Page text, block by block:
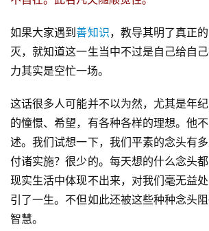
如果大家遇到善知识，教导其明了真正
灭，就知道这一生当中不过是自己给自
力其实是空忙一场。
这话很多人可能并不以为然，尤其是年
的憧憬、希望，有各种各样的理想。他
述。我们试想一下，我们平素的念头有
付诸实施？很少的。每天想的什么念头
现实生活中体现不出来，对我们毫无益
引了一生。不但如此还被这些种种念头
智慧。